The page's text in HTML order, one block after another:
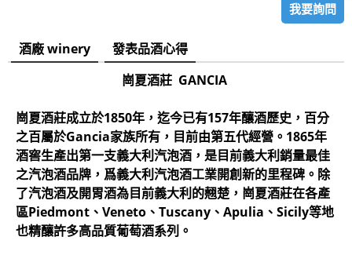
我要詢問
酒廠 winery
發表品酒心得
崗夏酒莊 GANCIA
崗夏酒莊成立於1850年，迄今已有157年釀酒歷史，百分
之百屬於Gancia家族所有，目前由第五代經營。1865年
酒窖生產出第一支義大利汽泡酒，是目前義大利銷量最佳
之汽泡酒品牌，爲義大利汽泡酒工業開創新的里程碑。除
了汽泡酒及開胃酒為目前義大利的翹楚，崗夏酒莊在各產
區Piedmont、Veneto、Tuscany、Apulia、Sicily等地
也精釀許多高品質葡萄酒系列。